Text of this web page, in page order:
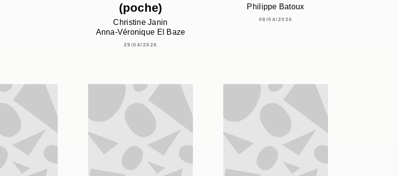
(poche)
Christine Janin
Anna-Véronique El Baze
29/04/2026
Philippe Batoux
08/04/2026